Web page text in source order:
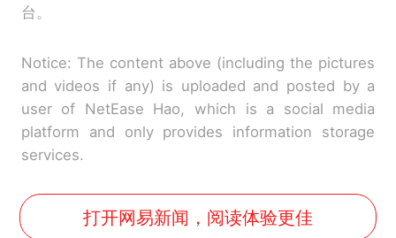
台。
Notice: The content above (including the pictures
and videos if any) is uploaded and posted by a
user of NetEase Hao, which is a social media
platform and only provides information storage
services.
打开网易新闻，阅读体验更佳